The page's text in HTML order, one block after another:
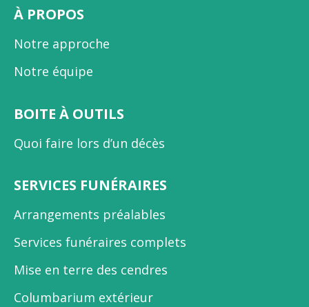
À PROPOS
Notre approche
Notre équipe
BOITE À OUTILS
Quoi faire lors d’un décès
SERVICES FUNÉRAIRES
Arrangements préalables
Services funéraires complets
Mise en terre des cendres
Columbarium extérieur